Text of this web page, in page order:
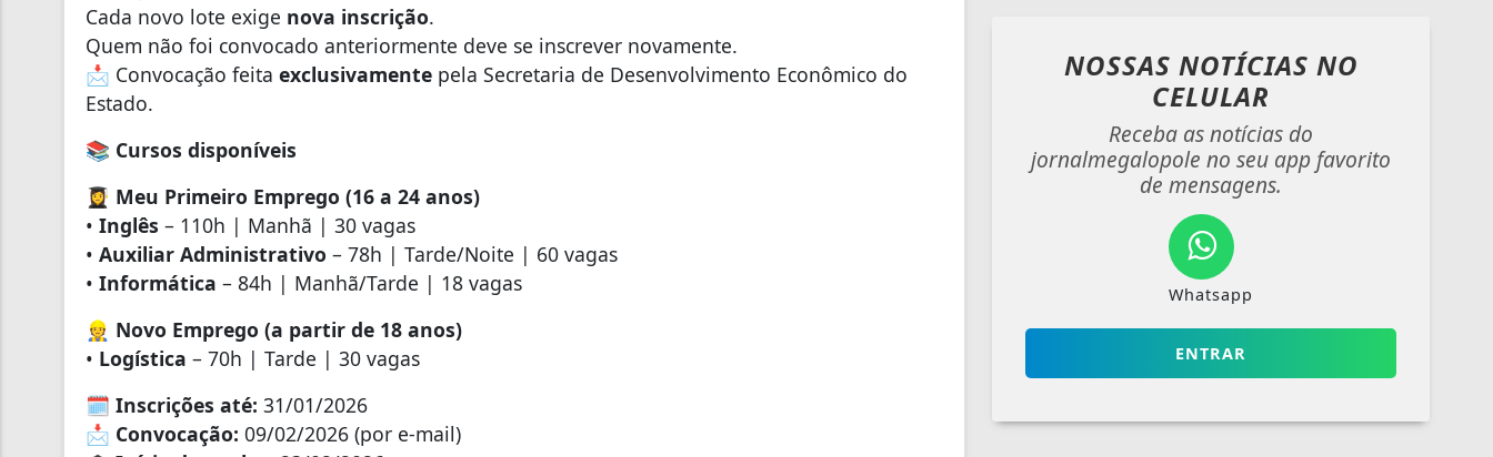
Cada novo lote exige nova inscrição.
Quem não foi convocado anteriormente deve se inscrever novamente.
📩 Convocação feita exclusivamente pela Secretaria de Desenvolvimento Econômico do
Estado.
📚 Cursos disponíveis
👩‍🎓 Meu Primeiro Emprego (16 a 24 anos)
• Inglês – 110h | Manhã | 30 vagas
• Auxiliar Administrativo – 78h | Tarde/Noite | 60 vagas
• Informática – 84h | Manhã/Tarde | 18 vagas
👷 Novo Emprego (a partir de 18 anos)
• Logística – 70h | Tarde | 30 vagas
🗓️ Inscrições até: 31/01/2026
📩 Convocação: 09/02/2026 (por e-mail)
NOSSAS NOTÍCIAS NO
CELULAR
Receba as notícias do
jornalmegalopole no seu app favorito
de mensagens.
Whatsapp
ENTRAR